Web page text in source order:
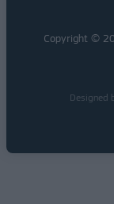
Copyright ©
Designed